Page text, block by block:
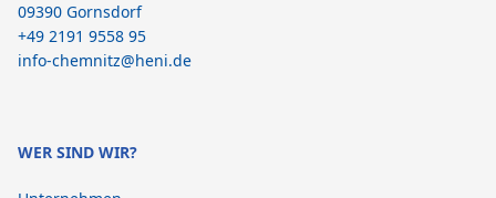
09390 Gornsdorf
+49 2191 9558 95
info-chemnitz@heni.de
WER SIND WIR?